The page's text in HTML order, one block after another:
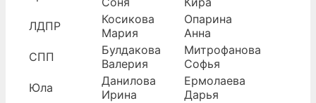
ЛДПР
Косикова
Мария
Опарина
Анна
СПП
Булдакова
Валерия
Митрофанова
Софья
Юла
Данилова
Ирина
Ермолаева
Дарья